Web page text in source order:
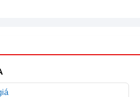
dòng QLED AI cao cấp của
sắc rực rỡ và độ sáng cao. Kích thước
gia đình tận hưởng trọn vẹn phim